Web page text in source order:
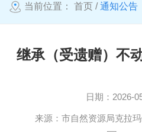
当前位置： 首页 /通知公告
继承（受遗赠）不
日期： 2026-
来源： 市自然资源局克拉